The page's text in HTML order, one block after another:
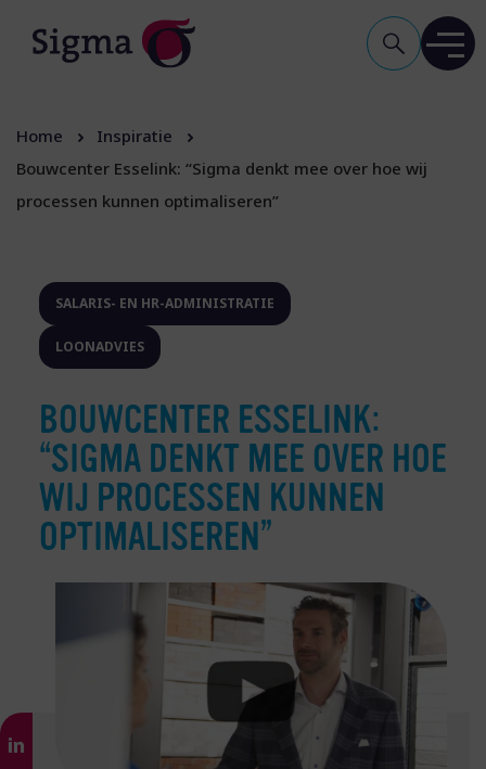
Home
Inspiratie
Bouwcenter Esselink: “Sigma denkt mee over hoe wij
processen kunnen optimaliseren”
SALARIS- EN HR-ADMINISTRATIE
LOONADVIES
BOUWCENTER ESSELINK:
“SIGMA DENKT MEE OVER HOE
WIJ PROCESSEN KUNNEN
OPTIMALISEREN”